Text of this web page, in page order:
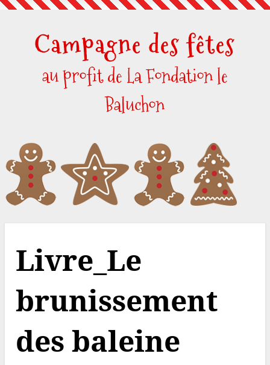
Skip
contentCampagne des fêtes
au profit de La Fondation le
Baluchon
Livre_Le
brunissement
des baleine